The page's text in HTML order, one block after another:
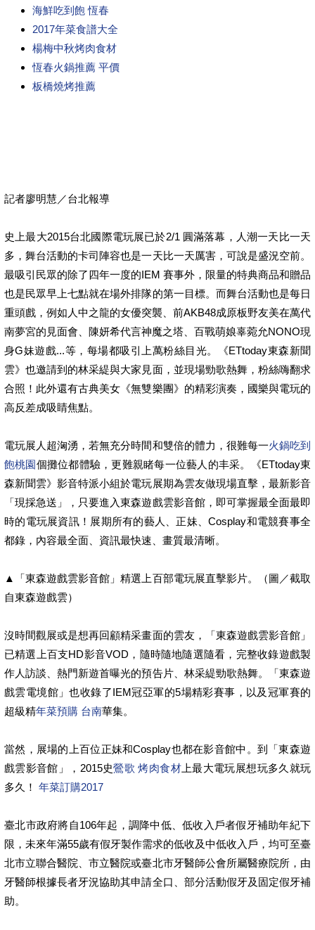
海鮮吃到飽 恆春
2017年菜食譜大全
楊梅中秋烤肉食材
恆春火鍋推薦 平價
板橋燒烤推薦
記者廖明慧／台北報導
史上最大2015台北國際電玩展已於2/1 圓滿落幕，人潮一天比一天
多，舞台活動的卡司陣容也是一天比一天厲害，可說是盛況空前。
最吸引民眾的除了四年一度的IEM 賽事外，限量的特典商品和贈品
也是民眾早上七點就在場外排隊的第一目標。而舞台活動也是每日
重頭戲，例如人中之龍的女優突襲、前AKB48成原板野友美在萬代
南夢宮的見面會、陳妍希代言神魔之塔、百戰萌娘辜菀允NONO現
身G妹遊戲...等，每場都吸引上萬粉絲目光。《ETtoday東森新聞
雲》也邀請到的林采緹與大家見面，並現場勁歌熱舞，粉絲嗨翻求
合照！此外還有古典美女《無雙樂團》的精彩演奏，國樂與電玩的
高反差成吸睛焦點。
電玩展人超洶湧，若無充分時間和雙倍的體力，很難每一火鍋吃到
飽桃園個攤位都體驗，更難親睹每一位藝人的丰采。《ETtoday東
森新聞雲》影音特派小組於電玩展期為雲友做現場直擊，最新影音
「現採急送」，只要進入東森遊戲雲影音館，即可掌握最全面最即
時的電玩展資訊！展期所有的藝人、正妹、Cosplay和電競賽事全
都錄，內容最全面、資訊最快速、畫質最清晰。
▲「東森遊戲雲影音館」精選上百部電玩展直擊影片。（圖／截取
自東森遊戲雲）
沒時間觀展或是想再回顧精采畫面的雲友，「東森遊戲雲影音館」
已精選上百支HD影音VOD，隨時隨地隨選隨看，完整收錄遊戲製
作人訪談、熱門新遊首曝光的預告片、林采緹勁歌熱舞。「東森遊
戲雲電境館」也收錄了IEM冠亞軍的5場精彩賽事，以及冠軍賽的
超級精年菜預購 台南華集。
當然，展場的上百位正妹和Cosplay也都在影音館中。到「東森遊
戲雲影音館」，2015史鶯歌 烤肉食材上最大電玩展想玩多久就玩
多久！ 年菜訂購2017
臺北市政府將自106年起，調降中低、低收入戶者假牙補助年紀下
限，未來年滿55歲有假牙製作需求的低收及中低收入戶，均可至臺
北市立聯合醫院、市立醫院或臺北市牙醫師公會所屬醫療院所，由
牙醫師根據長者牙況協助其申請全口、部分活動假牙及固定假牙補
助。